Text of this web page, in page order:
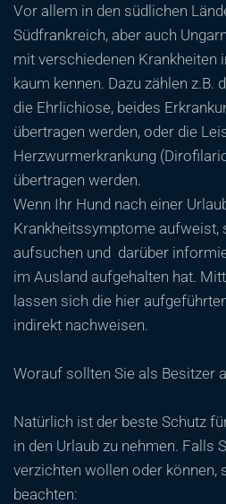
Vor allem in den südlichen
Südfrankreich, aber auch
mit verschiedenen Krankheiten
kaum kennen. Dazu zählen z.B.
die Ehrlichiose, beides
übertragen werden, oder die
Herzwurmerkrankung
übertragen werden.
Wenn Ihr Hund nach einer
Krankheitssymptome aufweist,
aufsuchen und darüber
im Ausland aufgehalten hat.
lassen sich die hier
indirekt nachweisen.
Worauf sollten Sie als Besitzer
Natürlich ist der beste Schutz
in den Urlaub zu nehmen. Falls
verzichten wollen oder können,
beachten: